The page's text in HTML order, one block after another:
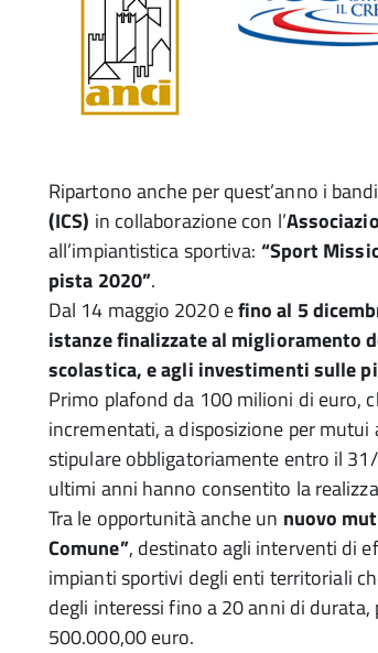
Ripartono anche per quest’anno i
(ICS) in collaborazione con l’
all’impiantistica sportiva: “Sport
pista 2020”.
Dal 14 maggio 2020 efino al 5
istanze finalizzate al miglioramento
scolastica, e agli investimenti sulle
Primo plafond da 100 milioni di euro,
incrementati, a disposizione per
stipulare obbligatoriamente entro il
ultimi anni hanno consentito la
Tra le opportunità anche un nuovo
Comune”, destinato agli interventi di
impianti sportivi degli enti territoriali
degli interessi fino a 20 anni di
500.000,00 euro.